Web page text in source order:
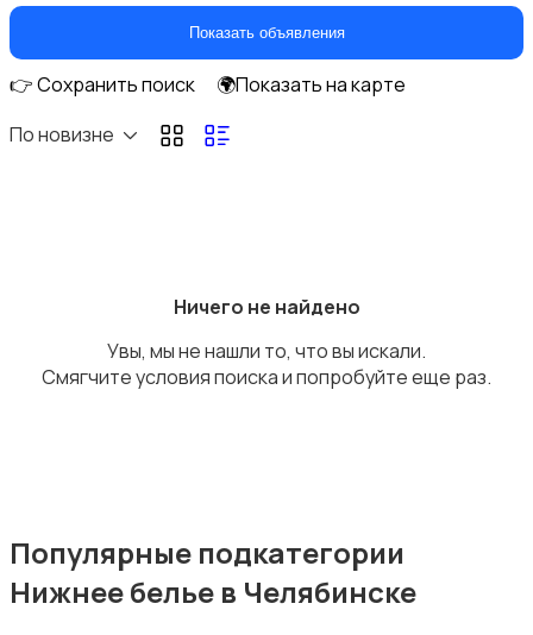
Верхняя одежда
Головные уборы
Показать объявления
👉 Сохранить поиск
🌍Показать на карте
По новизне
Ничего не найдено
Увы, мы не нашли то, что вы искали.
Смягчите условия поиска и попробуйте еще раз.
Популярные подкатегории
Нижнее белье в Челябинске